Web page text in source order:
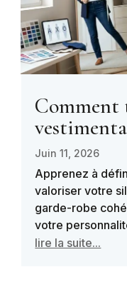
Comment
Juin 11, 2026
Apprenez à
valoriser votre
garde-robe
votre
lire la suite...